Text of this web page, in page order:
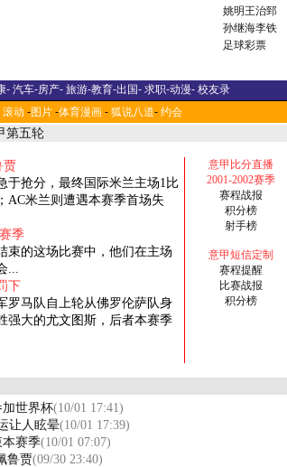
姚明王治郅
孙继海李铁
足球彩票
- 汽车-房产- 旅游-教育-出国- 求职-动漫- 校友录
滚动 -图片 -体育漫画 - 狐说八道- 约会
第五轮
贾
抢分，最终国际米兰主场1比
AC米兰则遭遇本赛季首场失
季
的这场比赛中，他们在主场
...
下
马队自上轮从佛罗伦萨队身
强大的尤文图斯，后者本赛季
意甲比分直播
2001-2002赛季
赛程战报
积分榜
射手榜
意甲短信定制
赛程提醒
比赛战报
积分榜
世界杯(10/01 17:41)
让人眩晕(10/01 17:39)
赛季(10/01 07:07)
鲁贾(09/30 23:40)